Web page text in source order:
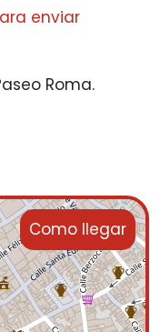
enviar
Roma.
Como llegar